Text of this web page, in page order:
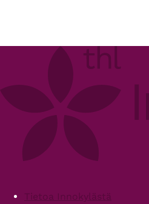
FooterTietoa Innokylästä